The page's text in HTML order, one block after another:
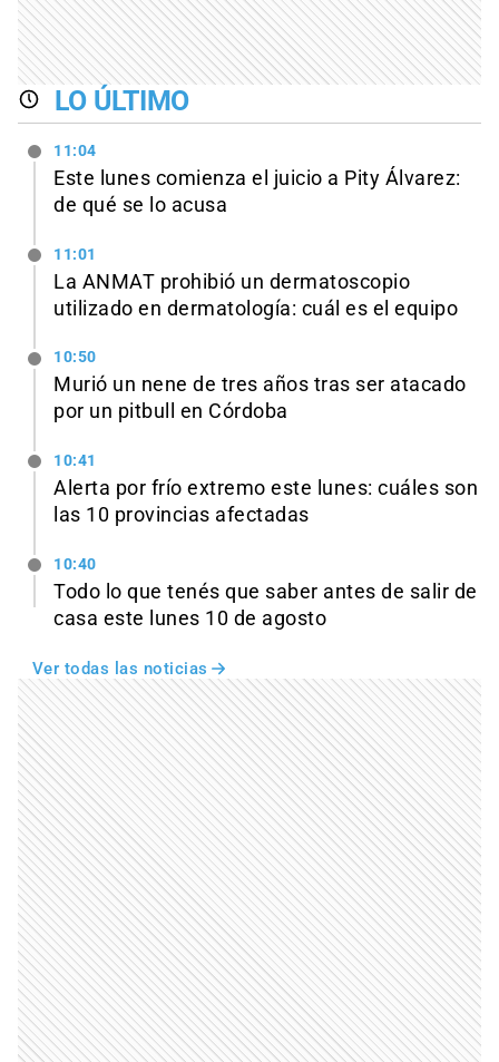
LO ÚLTIMO
11:04
Este lunes comienza el juicio a Pity Álvarez:
de qué se lo acusa
11:01
La ANMAT prohibió un dermatoscopio
utilizado en dermatología: cuál es el equipo
10:50
Murió un nene de tres años tras ser atacado
por un pitbull en Córdoba
10:41
Alerta por frío extremo este lunes: cuáles son
las 10 provincias afectadas
10:40
Todo lo que tenés que saber antes de salir de
casa este lunes 10 de agosto
Ver todas las noticias